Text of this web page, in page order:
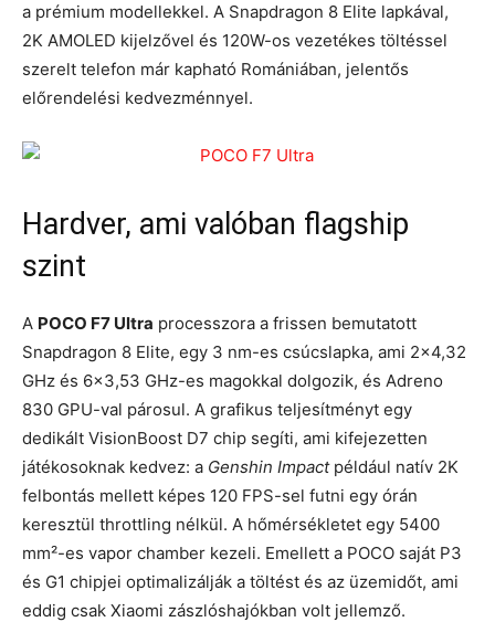
a prémium modellekkel. A Snapdragon 8 Elite lapkával,
2K AMOLED kijelzővel és 120W-os vezetékes töltéssel
szerelt telefon már kapható Romániában, jelentős
előrendelési kedvezménnyel.
Hardver, ami valóban flagship
szint
A POCO F7 Ultra processzora a frissen bemutatott
Snapdragon 8 Elite, egy 3 nm-es csúcslapka, ami 2×4,32
GHz és 6×3,53 GHz-es magokkal dolgozik, és Adreno
830 GPU-val párosul. A grafikus teljesítményt egy
dedikált VisionBoost D7 chip segíti, ami kifejezetten
játékosoknak kedvez: a Genshin Impactpéldául natív 2K
felbontás mellett képes 120 FPS-sel futni egy órán
keresztül throttling nélkül. A hőmérsékletet egy 5400
mm²-es vapor chamber kezeli. Emellett a POCO saját P3
és G1 chipjei optimalizálják a töltést és az üzemidőt, ami
eddig csak Xiaomi zászlóshajókban volt jellemző.